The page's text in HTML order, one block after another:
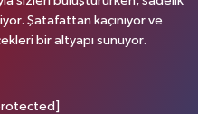
Şatafattan kaçınıyor ve
bir altyapı sunuyor.